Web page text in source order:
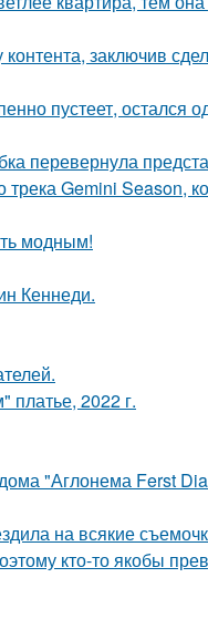
заключив
пустеет, остался
перевернула
трека Gemini Season,
модным!
Кеннеди.
платье, 2022 г.
"Аглонема Ferst
на всякие
кто-то якобы